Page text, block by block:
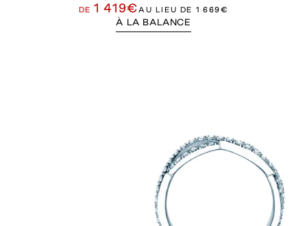
DE1 419€AU LIEU DE 1 669€
À LA BALANCE